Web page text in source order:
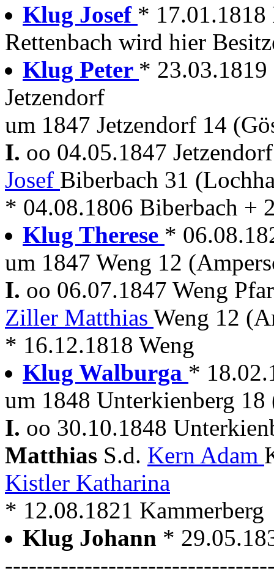
Klug Josef * 17.01.1818
Rettenbach wird hier
Klug Peter * 23.03.1819
Jetzendorf
um 1847 Jetzendorf 14
I. oo 04.05.1847
Josef Biberbach 31
* 04.08.1806 Biberbach +
Klug Therese *
um 1847 Weng 12
I. oo 06.07.1847 Weng
Ziller Matthias Weng 12
* 16.12.1818 Weng
Klug Walburga *
um 1848 Unterkienberg 18
I. oo 30.10.1848
Matthias S.d. Kern Adam
Kistler Katharina
* 12.08.1821 Kammerberg
Klug Johann *